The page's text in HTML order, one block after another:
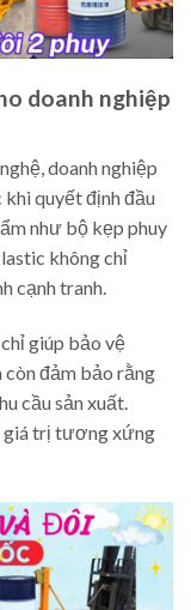
doanh nghiệp
doanh nghiệp
quyết định đầu
như bộ kẹp phuy
không chỉ
cạnh tranh.
giúp bảo vệ
còn đảm bảo rằng
cầu sản xuất.
giá trị tương xứng